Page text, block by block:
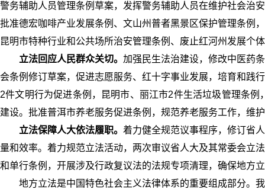
警务辅助人员管理条例草案，发挥警务辅助人员在维护社会治
批准德宏咖啡产业发展条例、文山州普者黑景区保护管理条例
昆明市特种行业和公共场所治安管理条例、废止红河州发展个
立法回应人民群众关切。 加强民生法治建设，修改中医药
会条例修订草案，促进志愿服务、红十字事业发展，培育和践
2件文明行为促进条例，昆明市、丽江市2件生活垃圾管理条
建设。批准普洱市养老服务促进条例，规范养老服务工作，维
立法保障人大依法履职。 着力健全规范议事程序，修订省
量和效率。着力规范立法活动，两次审议省人大及其常委会立
和单行条例，开展涉及行政复议法的法规专项清理，确保地方
地方立法是中国特色社会主义法律体系的重要组成部分。